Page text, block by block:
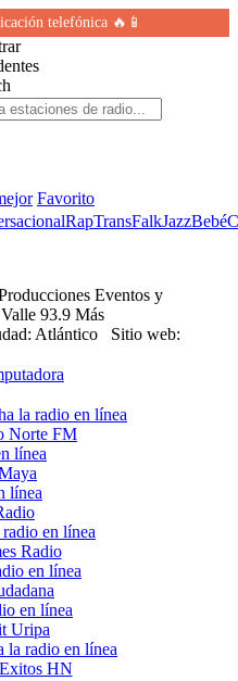
telefónica 🔥📱
Favorito
RapTransFalkJazzBebé
Eventos y
93.9 Más
Atlántico Sitio web:
Norte FM
Radio
Uripa
HN